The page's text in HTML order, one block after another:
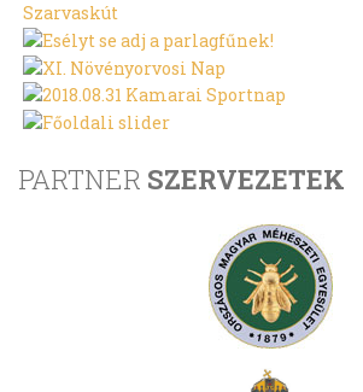
PARTNER SZERVEZETEK